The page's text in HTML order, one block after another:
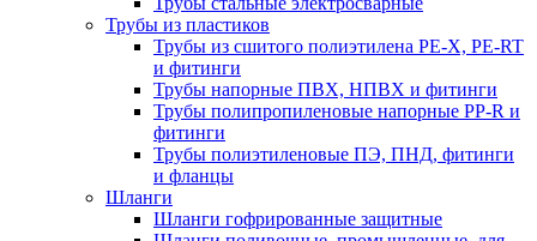
Трубы из пластиков
Трубы из сшитого полиэтилена PE-X, PE-RT
и фитинги
Трубы напорные ПВХ, НПВХ и фитинги
Трубы полипропиленовые напорные PP-R и
фитинги
Трубы полиэтиленовые ПЭ, ПНД, фитинги
и фланцы
Шланги
Шланги гофрированные защитные